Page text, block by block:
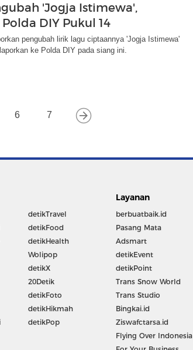
'Jogja Istimewa',
DIY Pukul 14
pengubah lirik lagu ciptaannya 'Jogja Istimewa'
ke Polda DIY pada siang ini.
6 7
detikTravel
detikFood
detikHealth
Wolipop
detikX
20Detik
detikFoto
detikHikmah
detikPop
Layanan
berbuatbaik.id
Pasang Mata
Adsmart
detikEvent
detikPoint
Trans Snow World
Trans Studio
Bingkai.id
Ziswafctarsa.id
Flying Over Indonesia